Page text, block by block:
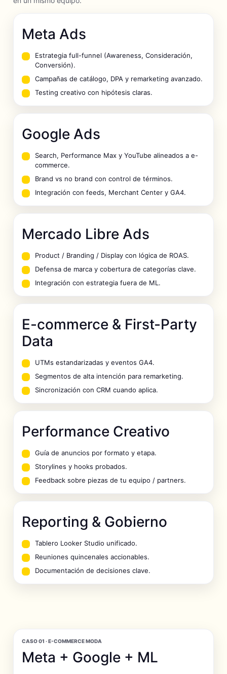
Meta Ads
Estrategia full-funnel (Awareness, Consideración,
Conversión).
Campañas de catálogo, DPA y remarketing avanzado.
Testing creativo con hipótesis claras.
Google Ads
Search, Performance Max y YouTube alineados a e-
commerce.
Brand vs no brand con control de términos.
Integración con feeds, Merchant Center y GA4.
Mercado Libre Ads
Product / Branding / Display con lógica de ROAS.
Defensa de marca y cobertura de categorías clave.
Integración con estrategia fuera de ML.
E-commerce & First-Party
Data
UTMs estandarizadas y eventos GA4.
Segmentos de alta intención para remarketing.
Sincronización con CRM cuando aplica.
Performance Creativo
Guía de anuncios por formato y etapa.
Storylines y hooks probados.
Feedback sobre piezas de tu equipo / partners.
Reporting & Gobierno
Tablero Looker Studio unificado.
Reuniones quincenales accionables.
Documentación de decisiones clave.
CASO 01 · E-COMMERCE MODA
Meta + Google + ML